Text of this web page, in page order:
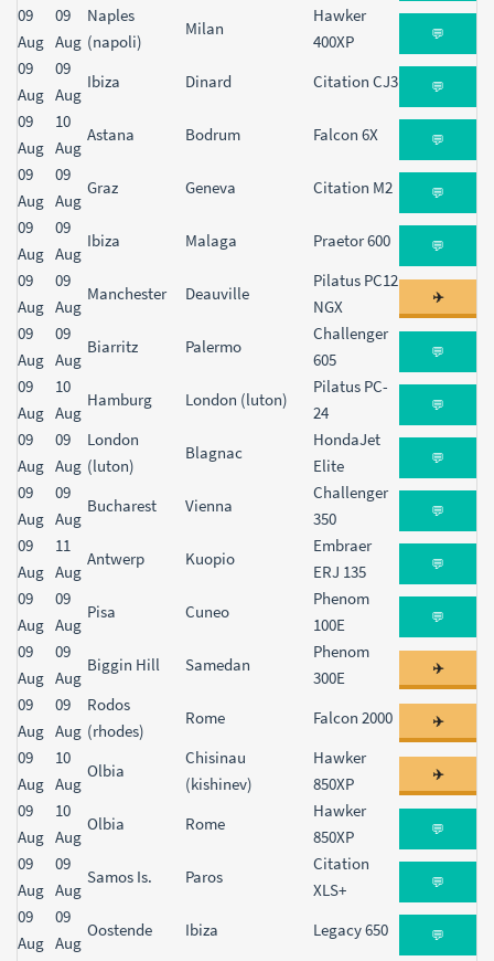
09
Aug
09
Aug
Naples
(napoli)
Milan
Hawker
400XP
💬
09
Aug
09
Aug
Ibiza Dinard Citation CJ3 💬
09
Aug
10
Aug
Astana Bodrum Falcon 6X 💬
09
Aug
09
Aug
Graz Geneva Citation M2 💬
09
Aug
09
Aug
Ibiza Malaga Praetor 600 💬
09
Aug
09
Aug
Manchester Deauville
Pilatus PC12
NGX
✈️
09
Aug
09
Aug
Biarritz Palermo
Challenger
605
💬
09
Aug
10
Aug
Hamburg London (luton)
Pilatus PC-
24
💬
09
Aug
09
Aug
London
(luton)
Blagnac
HondaJet
Elite
💬
09
Aug
09
Aug
Bucharest Vienna
Challenger
350
💬
09
Aug
11
Aug
Antwerp Kuopio
Embraer
ERJ 135
💬
09
Aug
09
Aug
Pisa Cuneo
Phenom
100E
💬
09
Aug
09
Aug
Biggin Hill Samedan
Phenom
300E
✈️
09
Aug
09
Aug
Rodos
(rhodes)
Rome Falcon 2000 ✈️
09
Aug
10
Aug
Olbia
Chisinau
(kishinev)
Hawker
850XP
✈️
09
Aug
10
Aug
Olbia Rome
Hawker
850XP
💬
09
Aug
09
Aug
Samos Is. Paros
Citation
XLS+
💬
09
Aug
09
Aug
Oostende Ibiza Legacy 650 💬